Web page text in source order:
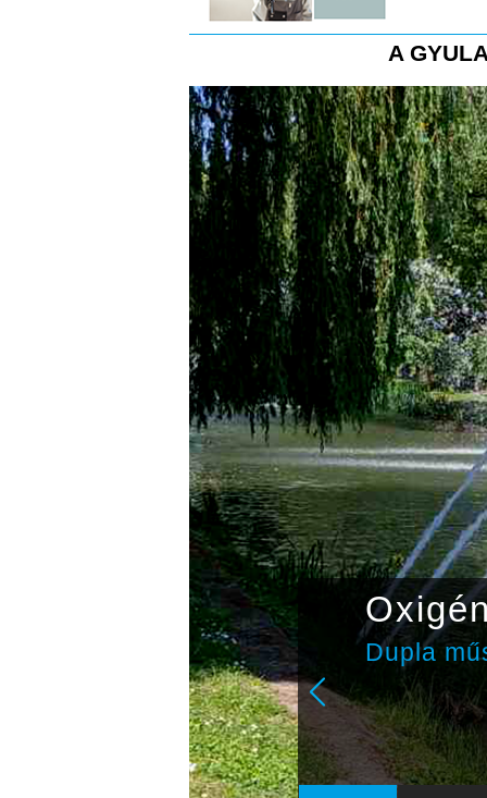
A
Dupla